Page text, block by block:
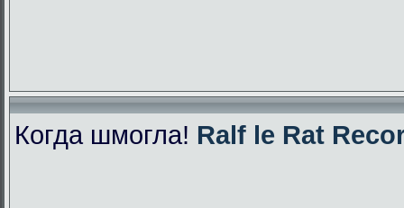
Когда шмогла! Ralf le Rat